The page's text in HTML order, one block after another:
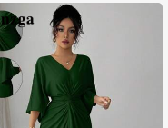
라이트 럭셔리 하이엔드 풀 바
츠 우아한 디자인 감각 랩 어라
V 넥 탄성 허리 금속 버클 고귀한
포함 새해 드레스, 새해 드레스,
우아한 드레스, 우아한 파티 드
여성을위한 우아한 파티 드레스,
드레스, 졸업 드레스, 졸업 게스
레스, 정장, 섹시 드레스, 섹시한
휴가 드레스 겨울, 여성을위한
옷, 겨울 옷, 여름, 크리스마스, 크